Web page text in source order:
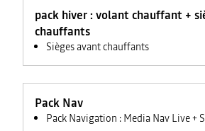
pack hiver : volant chauffant +
chauffants
Sièges avant chauffants
Pack Nav
Pack Navigation : Media Nav Live +